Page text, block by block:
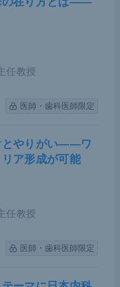
任教授
医師・歯科医師限定
とやりがい――ワ
ア形成が可能
任教授
医師・歯科医師限定